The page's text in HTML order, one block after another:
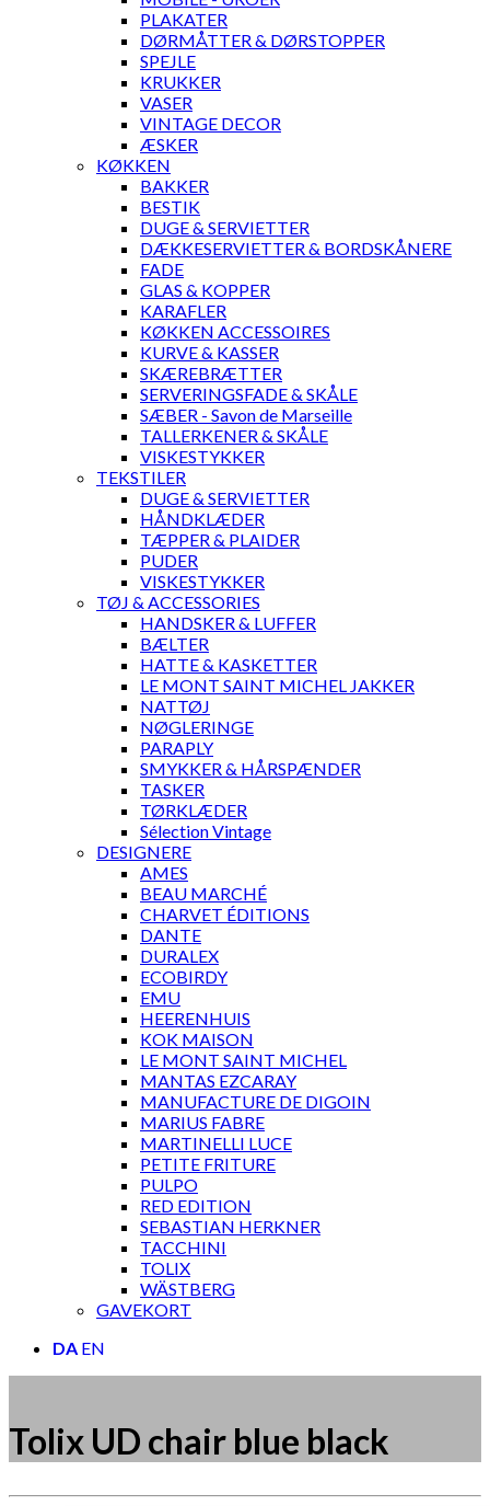
PLAKATER
DØRMÅTTER & DØRSTOPPER
SPEJLE
KRUKKER
VASER
VINTAGE DECOR
ÆSKER
KØKKEN
BAKKER
BESTIK
DUGE & SERVIETTER
DÆKKESERVIETTER & BORDSKÅNERE
FADE
GLAS & KOPPER
KARAFLER
KØKKEN ACCESSOIRES
KURVE & KASSER
SKÆREBRÆTTER
SERVERINGSFADE & SKÅLE
SÆBER - Savon de Marseille
TALLERKENER & SKÅLE
VISKESTYKKER
TEKSTILER
DUGE & SERVIETTER
HÅNDKLÆDER
TÆPPER & PLAIDER
PUDER
VISKESTYKKER
TØJ & ACCESSORIES
HANDSKER & LUFFER
BÆLTER
HATTE & KASKETTER
LE MONT SAINT MICHEL JAKKER
NATTØJ
NØGLERINGE
PARAPLY
SMYKKER & HÅRSPÆNDER
TASKER
TØRKLÆDER
Sélection Vintage
DESIGNERE
AMES
BEAU MARCHÉ
CHARVET ÉDITIONS
DANTE
DURALEX
ECOBIRDY
EMU
HEERENHUIS
KOK MAISON
LE MONT SAINT MICHEL
MANTAS EZCARAY
MANUFACTURE DE DIGOIN
MARIUS FABRE
MARTINELLI LUCE
PETITE FRITURE
PULPO
RED EDITION
SEBASTIAN HERKNER
TACCHINI
TOLIX
WÄSTBERG
GAVEKORT
DA EN
Tolix UD chair blue black